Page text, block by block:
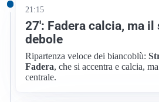
21:15
27′: Fadera calcia, ma
debole
Ripartenza veloce dei biancoblù:
Fadera, che si accentra e calcia,
centrale.